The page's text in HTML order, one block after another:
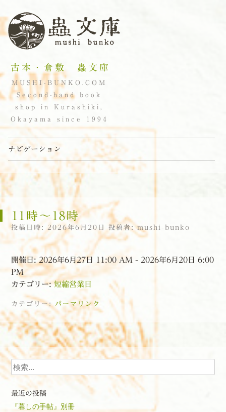
古本・倉敷 蟲文庫
MUSHI-BUNKO.COM
Second-hand book
shop in Kurashiki,
Okayama since 1994
ナビゲーション
コンテンツへスキップ
11時〜18時
投稿日時:2026年6月20日 投稿者:mushi-bunko
開催日: 2026年6月27日 11:00 AM - 2026年6月20日 6:00
PM
カテゴリー:短縮営業日
カテゴリー: パーマリンク
投稿ナビゲーション
検索
最近の投稿
『暮しの手帖』別冊